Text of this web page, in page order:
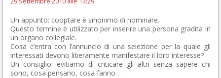
Un appunto: cooptare è sinonimo di nominare.
Questo termine è utilizzato per inserire una persona gradita in
un organo collegiale.
Cosa c’entra con l’annuncio di una selezione per la quale gli
interessati devono liberamente manifestare il loro interesse?
Un consiglio: evitiamo di criticare gli altri senza sapere chi
sono, cosa pensano, cosa fanno…